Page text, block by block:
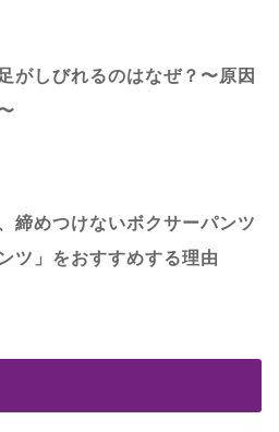
がしびれるのはなぜ？〜原因
締めつけないボクサーパンツ
ツ」をおすすめする理由